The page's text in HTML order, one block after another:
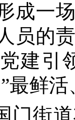
成一
员的
建引
最鲜
门街